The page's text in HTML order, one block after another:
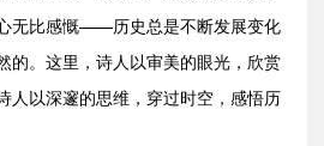
无比感慨——历史总是不断发展变化
的。这里，诗人以审美的眼光，欣赏
人以深邃的思维，穿过时空，感悟历